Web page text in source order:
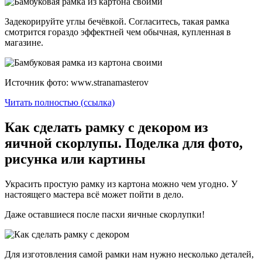
Задекорируйте углы бечёвкой. Согласитесь, такая рамка
смотрится гораздо эффектней чем обычная, купленная в
магазине.
Источник фото: www.stranamasterov
Читать полностью (ссылка)
Как сделать рамку с декором из
яичной скорлупы. Поделка для фото,
рисунка или картины
Украсить простую рамку из картона можно чем угодно. У
настоящего мастера всё может пойти в дело.
Даже оставшиеся после пасхи яичные скорлупки!
Для изготовления самой рамки нам нужно несколько деталей,